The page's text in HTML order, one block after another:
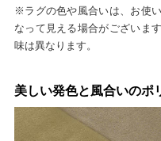
※ラグの色や風合いは、お使
なって見える場合がございま
味は異なります。
美しい発色と風合いのポ